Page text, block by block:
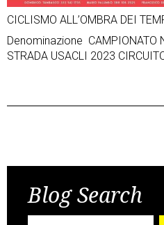
CICLISMO ALL’OMBRA DEI
Denominazione CAMPIONATO
STRADA USACLI 2023
navigation
Blog Search